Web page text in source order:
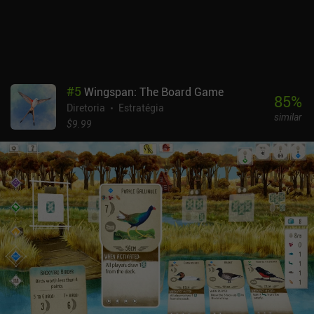
para variar. Deixando esses problemas de lado, é um jogo
fantástico que consegue fazer algo diferente com o gênero.
#5 Wingspan: The Board Game
Diretoria
Estratégia
$9.99
85%
similar